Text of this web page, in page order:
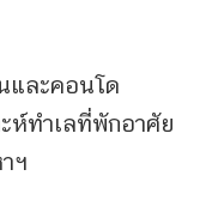
และคอนโด
ะห์ทำเลที่พักอาศัย
ฯ